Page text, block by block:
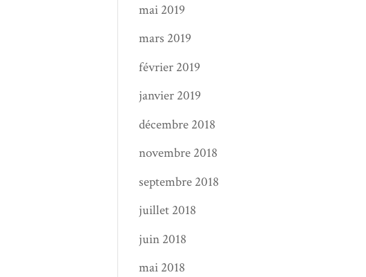
mai 2019
mars 2019
février 2019
janvier 2019
décembre 2018
novembre 2018
septembre 2018
juillet 2018
juin 2018
mai 2018